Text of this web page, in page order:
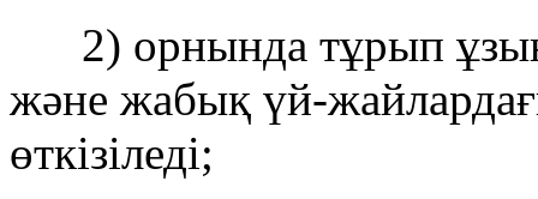
2) орнында тұрып
және жабық үй-
өткізіледі;